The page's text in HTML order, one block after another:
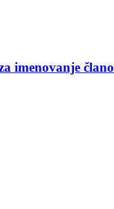
imenovanje